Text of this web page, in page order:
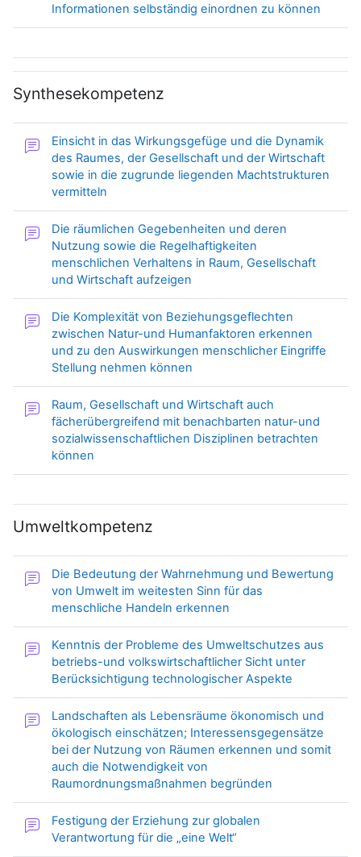
Informationen selbständig einordnen zu können
Synthesekompetenz
Einsicht in das Wirkungsgefüge und die Dynamik
des Raumes, der Gesellschaft und der Wirtschaft
sowie in die zugrunde liegenden Machtstrukturen
vermitteln
Die räumlichen Gegebenheiten und deren
Nutzung sowie die Regelhaftigkeiten
menschlichen Verhaltens in Raum, Gesellschaft
und Wirtschaft aufzeigen
Die Komplexität von Beziehungsgeflechten
zwischen Natur-und Humanfaktoren erkennen
und zu den Auswirkungen menschlicher Eingriffe
Stellung nehmen können
Raum, Gesellschaft und Wirtschaft auch
fächerübergreifend mit benachbarten natur-und
sozialwissenschaftlichen Disziplinen betrachten
können
Umweltkompetenz
Die Bedeutung der Wahrnehmung und Bewertung
von Umwelt im weitesten Sinn für das
menschliche Handeln erkennen
Kenntnis der Probleme des Umweltschutzes aus
betriebs-und volkswirtschaftlicher Sicht unter
Berücksichtigung technologischer Aspekte
Landschaften als Lebensräume ökonomisch und
ökologisch einschätzen; Interessensgegensätze
bei der Nutzung von Räumen erkennen und somit
auch die Notwendigkeit von
Raumordnungsmaßnahmen begründen
Festigung der Erziehung zur globalen
Verantwortung für die „eine Welt“